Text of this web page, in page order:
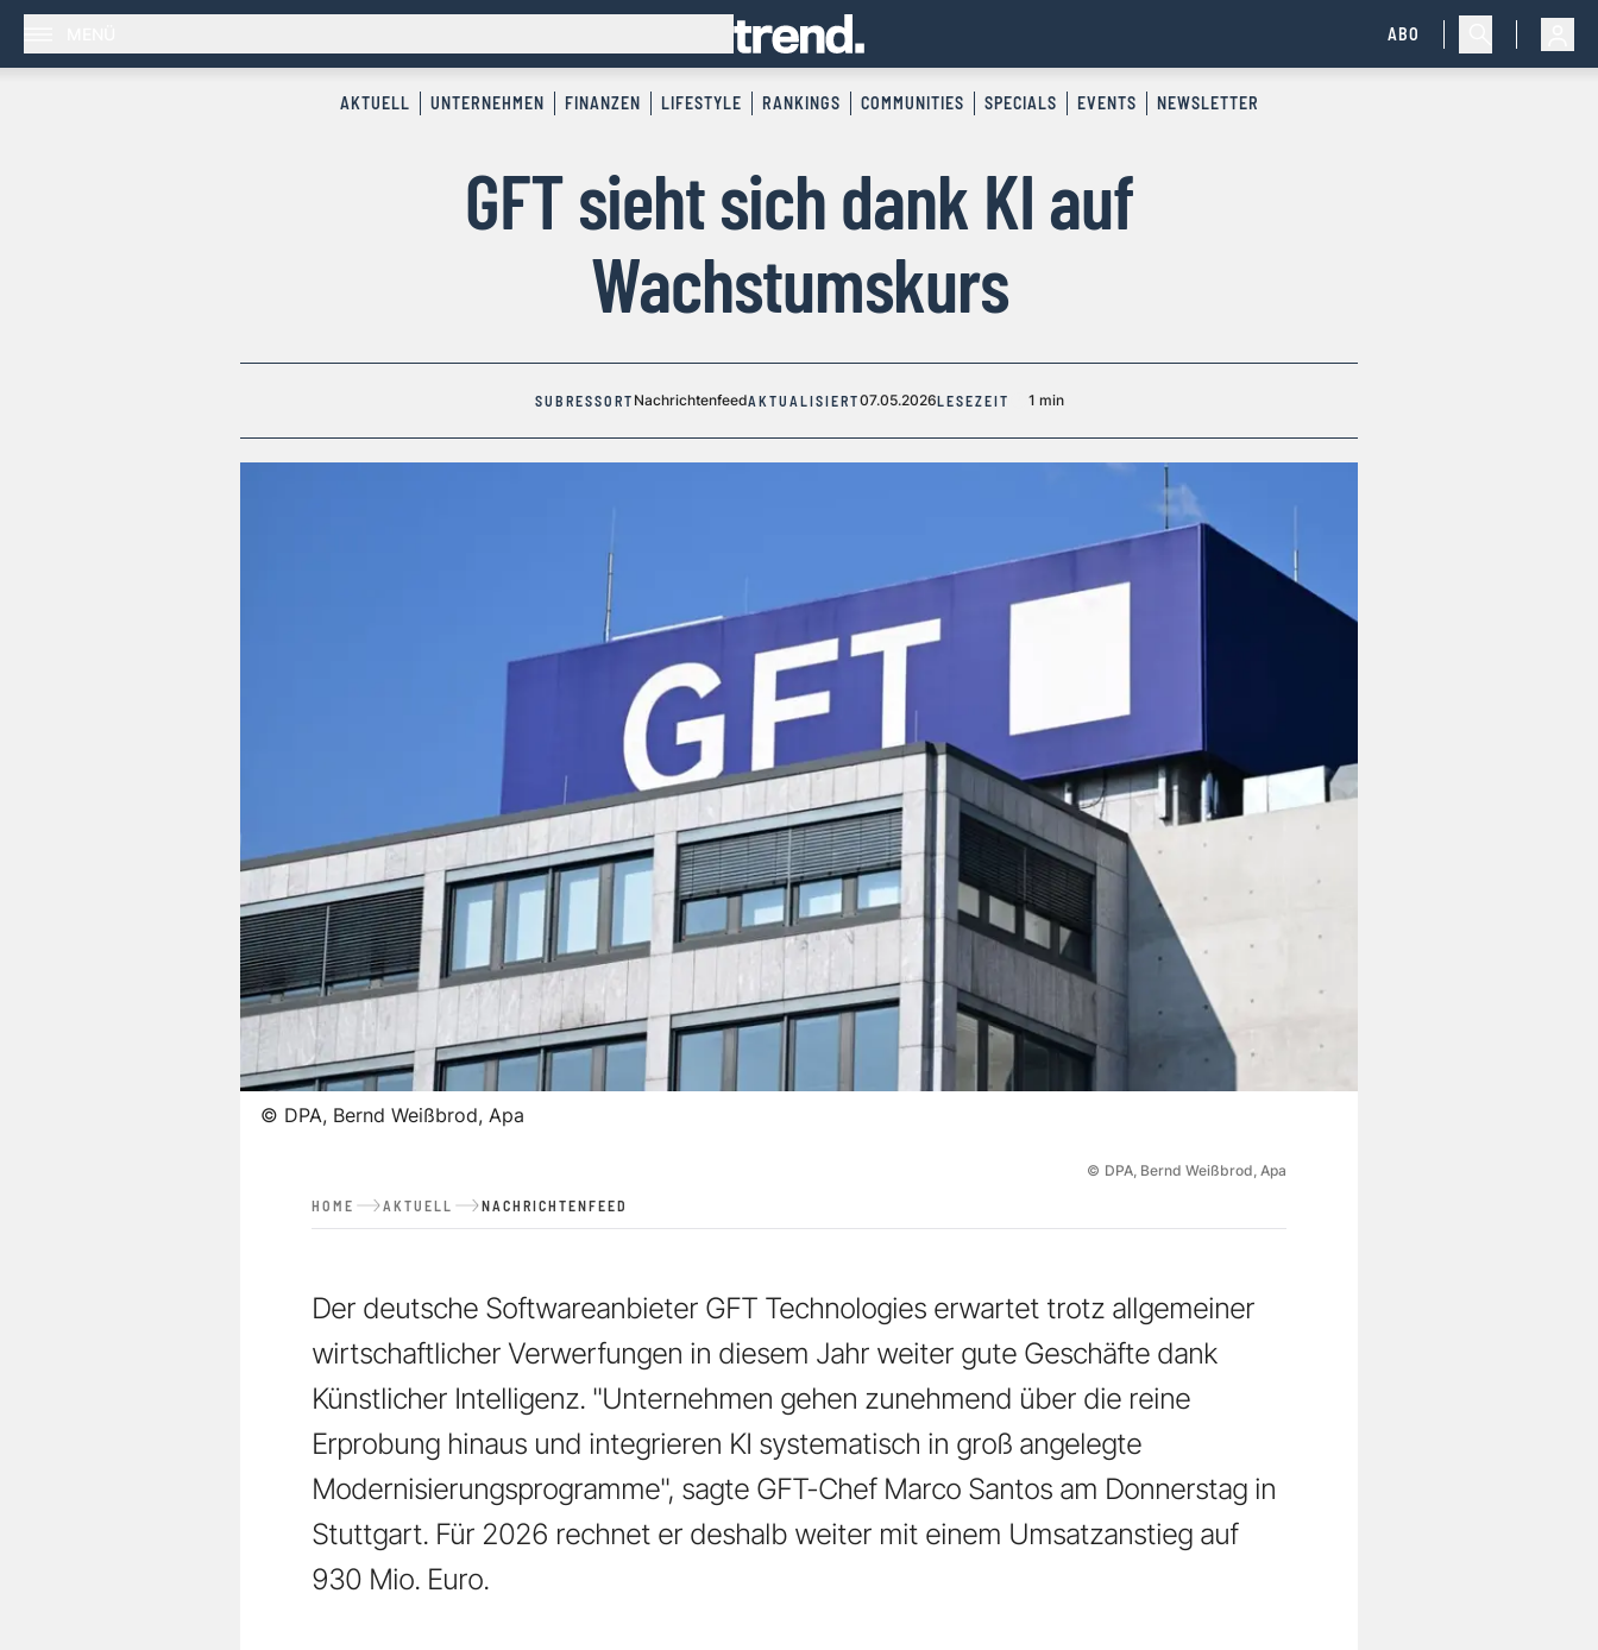
ABO
AKTUELL UNTERNEHMEN FINANZEN LIFESTYLE RANKINGS COMMUNITIES SPECIALS EVENTS NEWSLETTER
GFT sieht sich dank KI auf
Wachstumskurs
SUBRESSORT NachrichtenfeedAKTUALISIERT07.05.2026LESEZEIT 1 min
© DPA, Bernd Weißbrod, Apa
© DPA, Bernd Weißbrod, Apa
HOME AKTUELL NACHRICHTENFEED
Der deutsche Softwareanbieter GFT Technologies erwartet trotz allgemeiner
wirtschaftlicher Verwerfungen in diesem Jahr weiter gute Geschäfte dank
Künstlicher Intelligenz. "Unternehmen gehen zunehmend über die reine
Erprobung hinaus und integrieren KI systematisch in groß angelegte
Modernisierungsprogramme", sagte GFT-Chef Marco Santos am Donnerstag in
Stuttgart. Für 2026 rechnet er deshalb weiter mit einem Umsatzanstieg auf
930 Mio. Euro.